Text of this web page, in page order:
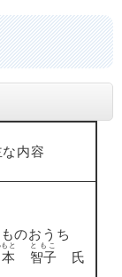
な内容
のおうち
と
智子
ともこ
氏